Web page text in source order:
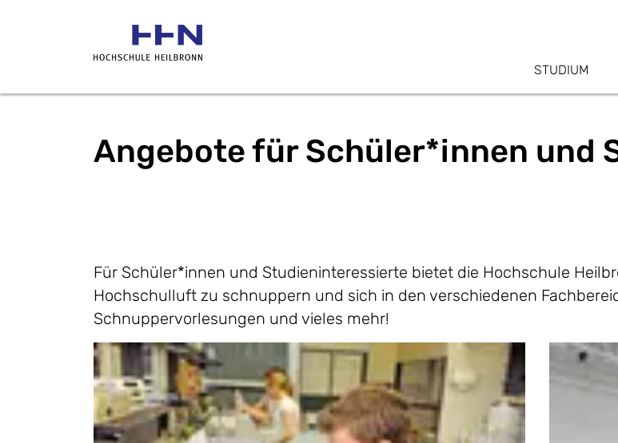
STUDIUM
Angebote für Schüler*innen und
Für Schüler*innen und Studieninteressierte bietet die Hochschule
Hochschulluft zu schnuppern und sich in den verschiedenen
Schnuppervorlesungen und vieles mehr!